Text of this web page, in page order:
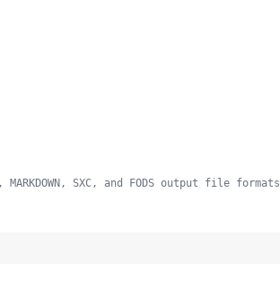
SXC, and FODS output file formats